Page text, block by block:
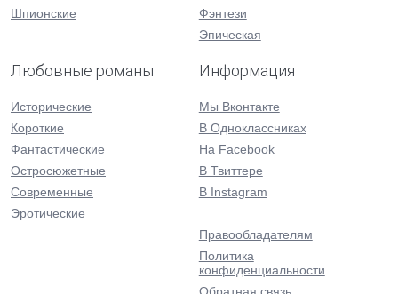
Шпионские
Фэнтези
Эпическая
Любовные романы
Исторические
Короткие
Фантастические
Остросюжетные
Современные
Эротические
Информация
Мы Вконтакте
В Одноклассниках
На Facebook
В Твиттере
В Instagram
Правообладателям
Политика
конфиденциальности